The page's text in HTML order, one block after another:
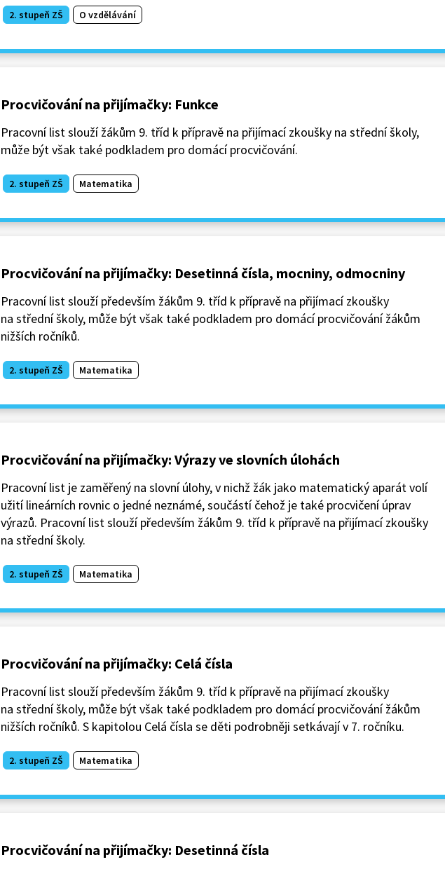
2. stupeň ZŠ O vzdělávání
Procvičování na přijímačky: Funkce
Pracovní list slouží žákům 9. tříd k přípravě na přijímací zkoušky na střední školy,
může být však také podkladem pro domácí procvičování.
2. stupeň ZŠ Matematika
Procvičování na přijímačky: Desetinná čísla, mocniny, odmocniny
Pracovní list slouží především žákům 9. tříd k přípravě na přijímací zkoušky
na střední školy, může být však také podkladem pro domácí procvičování žákům
nižších ročníků.
2. stupeň ZŠ Matematika
Procvičování na přijímačky: Výrazy ve slovních úlohách
Pracovní list je zaměřený na slovní úlohy, v nichž žák jako matematický aparát volí
užití lineárních rovnic o jedné neznámé, součástí čehož je také procvičení úprav
výrazů. Pracovní list slouží především žákům 9. tříd k přípravě na přijímací zkoušky
na střední školy.
2. stupeň ZŠ Matematika
Procvičování na přijímačky: Celá čísla
Pracovní list slouží především žákům 9. tříd k přípravě na přijímací zkoušky
na střední školy, může být však také podkladem pro domácí procvičování žákům
nižších ročníků. S kapitolou Celá čísla se děti podrobněji setkávají v 7. ročníku.
2. stupeň ZŠ Matematika
Procvičování na přijímačky: Desetinná čísla